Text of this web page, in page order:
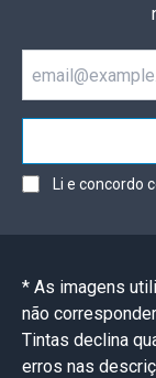
Li e concordo
* As imagens
não
Tintas declina
erros nas